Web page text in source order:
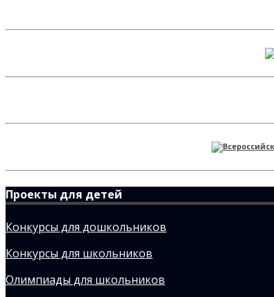
Проекты для детей
Конкурсы для дошкольников
Конкурсы для школьников
Олимпиады для школьников